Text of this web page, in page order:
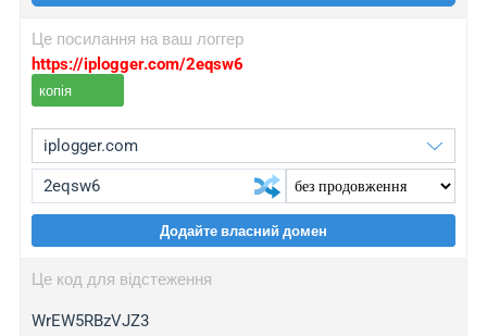
Це посилання на ваш логгер
https://iplogger.com/2eqsw6
копія
wl.gl
ed.tc
Додайте власний домен
Це код для відстеження
WrEW5RBzVJZ3